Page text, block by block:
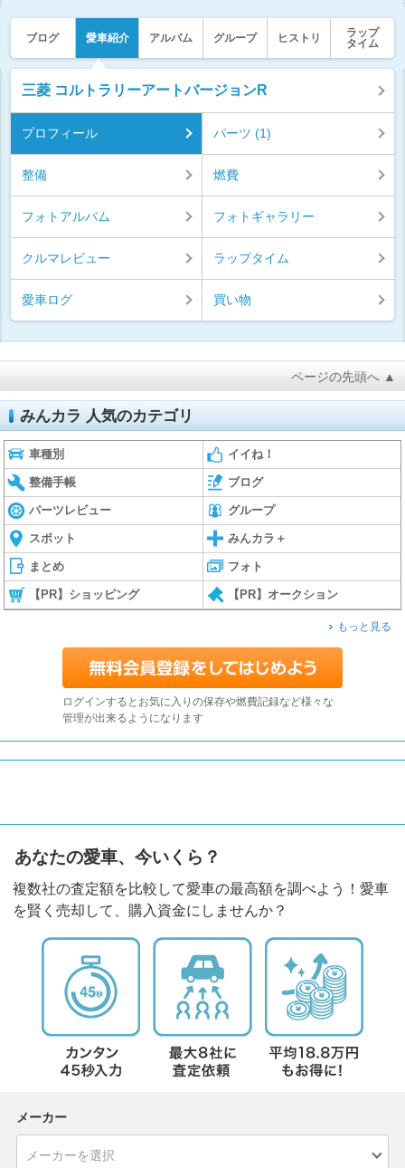
ブログ 愛車紹介 アルバム グループ ヒストリ
ラップ
タイム
三菱 コルトラリーアートバージョンR
プロフィール パーツ (1)
整備 燃費
フォトアルバム フォトギャラリー
クルマレビュー ラップタイム
愛車ログ 買い物
ページの先頭へ ▲
みんカラ 人気のカテゴリ
車種別 イイね！
整備手帳 ブログ
パーツレビュー グループ
スポット みんカラ＋
まとめ フォト
【PR】ショッピング 【PR】オークション
もっと見る
ログインするとお気に入りの保存や燃費記録など様々な
管理が出来るようになります
あなたの愛車、今いくら？
複数社の査定額を比較して愛車の最高額を調べよう！愛車
を賢く売却して、購入資金にしませんか？
メーカー